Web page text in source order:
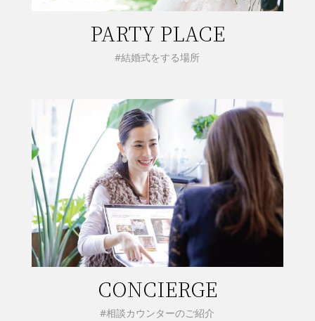
PARTY PLACE
#結婚式をする場所
CONCIERGE
#相談カウンターのご紹介